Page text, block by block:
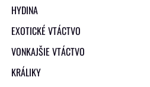
HYDINA
EXOTICKÉ VTÁCTVO
VONKAJŠIE VTÁCTVO
KRÁLIKY